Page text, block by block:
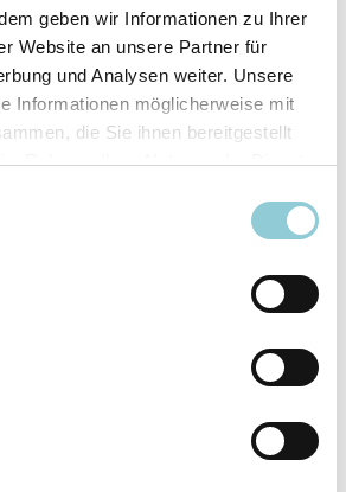
geben wir Informationen zu Ihrer
Website an unsere Partner für
und Analysen weiter. Unsere
Informationen möglicherweise mit
die Sie ihnen bereitgestellt
Rahmen Ihrer Nutzung der Dienste
N Line
sofort
SUV/​Geländewagen/​
Pickup
110 kW (150 PS)